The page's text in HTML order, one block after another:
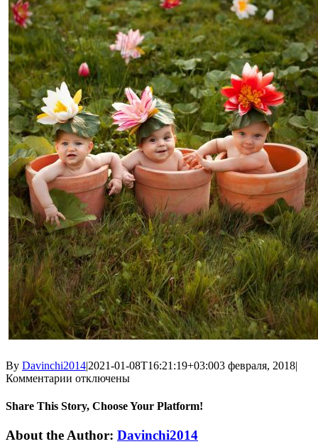
By Davinchi2014|2021-01-08T16:21:19+03:003 февраля, 2018|
Комментарии к
4-
10
месяцев
отключены
Share This Story, Choose Your Platform!
facebook
twitter
linkedin
reddit
whatsapp
tumblr
pinterest
vk
Email
About the Author: Davinchi2014